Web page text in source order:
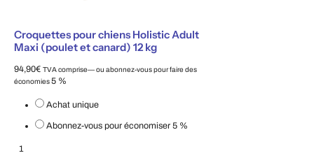
Croquettes pour chiens Holistic Adult
Maxi (poulet et canard) 12 kg
94,90€ TVA comprise—ou abonnez-vous pour faire des
économies5 %
Achat unique
Abonnez-vous pour économiser 5 %
Croquettes pour chiens Holistic Adult Maxi (poulet et canard) 12 kg